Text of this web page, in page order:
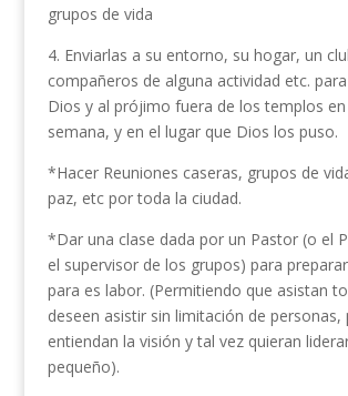
grupos de vida
4. Enviarlas a su entorno, su hogar, un
compañeros de alguna actividad etc.
Dios y al prójimo fuera de los templos
semana, y en el lugar que Dios los puso.
*Hacer Reuniones caseras, grupos de
paz, etc por toda la ciudad.
*Dar una clase dada por un Pastor (o el
el supervisor de los grupos) para
para es labor. (Permitiendo que asistan
deseen asistir sin limitación de personas,
entiendan la visión y tal vez quieran
pequeño).